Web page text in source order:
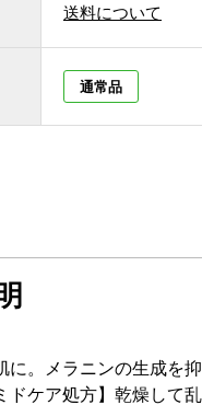
送料について
通常品
に。メラニンの生成を
ドケア処方】乾燥して